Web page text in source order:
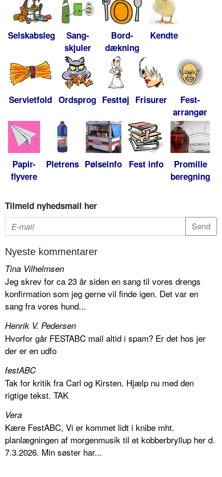
Selskabsleg
Sang-
skjuler
Bord-
dækning
Kendte
Servietfold Ordsprog Festtøj Frisurer
Fest-
arrangør
Papir-
flyvere
Pletrens Pølseinfo Fest info
Promille
beregning
Tilmeld nyhedsmail her
Nyeste kommentarer
Tina Vilhelmsen
Jeg skrev for ca 23 år siden en sang til vores drengs
konfirmation som jeg gerne vil finde igen. Det var en
sang fra vores hund...
Henrik V. Pedersen
Hvorfor går FESTABC mail altid i spam? Er det hos jer
der er en udfo
festABC
Tak for kritik fra Carl og Kirsten. Hjælp nu med den
rigtige tekst. TAK
Vera
Kære FestABC, Vi er kommet lidt i knibe mht.
planlægningen af morgenmusik til et kobberbryllup her d.
7.3.2026. Min søster har...